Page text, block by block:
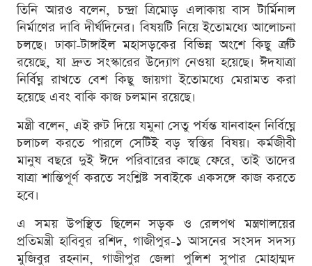
তিনি আরও বলেন, চন্দ্রা ত্রিমোড় এলাকায় বাস টার্মিনাল
নির্মাণের দাবি দীর্ঘদিনের। বিষয়টি নিয়ে ইতোমধ্যে আলোচনা
চলছে। ঢাকা-টাঙ্গাইল মহাসড়কের বিভিন্ন অংশে কিছু ত্রুটি
রয়েছে, যা দ্রুত সংস্কারের উদ্যোগ নেওয়া হয়েছে। ঈদযাত্রা
নির্বিঘ্ন রাখতে বেশ কিছু জায়গা ইতোমধ্যে মেরামত করা
হয়েছে এবং বাকি কাজ চলমান রয়েছে।
মন্ত্রী বলেন, এই রুট দিয়ে যমুনা সেতু পর্যন্ত যানবাহন নির্বিঘ্নে
চলাচল করতে পারলে সেটিই বড় স্বস্তির বিষয়। কর্মজীবী
মানুষ বছরে দুই ঈদে পরিবারের কাছে ফেরে, তাই তাদের
যাত্রা শান্তিপূর্ণ করতে সংশ্লিষ্ট সবাইকে একসঙ্গে কাজ করতে
হবে।
এ সময় উপস্থিত ছিলেন সড়ক ও রেলপথ মন্ত্রণালয়ের
প্রতিমন্ত্রী হাবিবুর রশিদ, গাজীপুর-১ আসনের সংসদ সদস্য
মুজিবুর রহনান, গাজীপুর জেলা পুলিশ সুপার মোহাম্মদ